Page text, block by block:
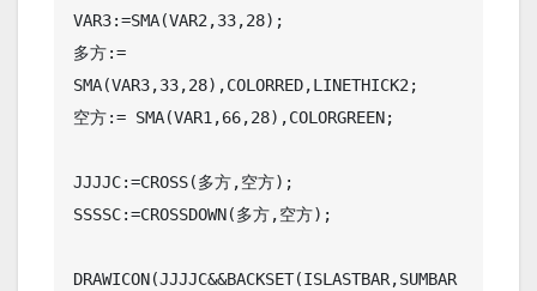
VAR3:=SMA(VAR2,33,28);
多方:=
SMA(VAR3,33,28),COLORRED,LINETHICK2;
空方:= SMA(VAR1,66,28),COLORGREEN;
JJJJC:=CROSS(多方,空方);
SSSSC:=CROSSDOWN(多方,空方);
DRAWICON(JJJJC&&BACKSET(ISLASTBAR,SUMBAR